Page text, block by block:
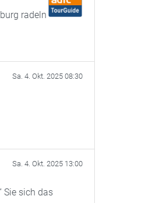
radeln
Sa. 4. Okt. 2025 08:30
Sa. 4. Okt. 2025 13:00
Sie sich das